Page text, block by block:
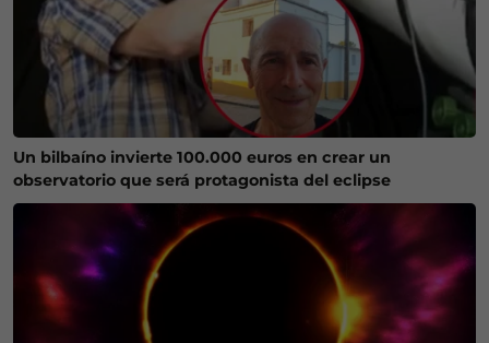
Un bilbaíno invierte 100.000 euros en crear un
observatorio que será protagonista del eclipse